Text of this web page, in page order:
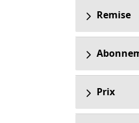
Remise
Prix